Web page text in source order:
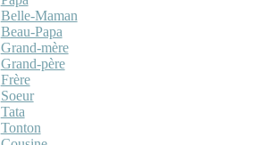
Belle-Maman
Beau-Papa
Grand-mère
Grand-père
Frère
Soeur
Tata
Tonton